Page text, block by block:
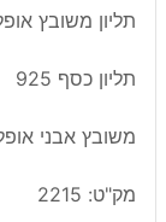
תליון משובץ
תליון כסף 925
משובץ אבני
מק"ט: 2215